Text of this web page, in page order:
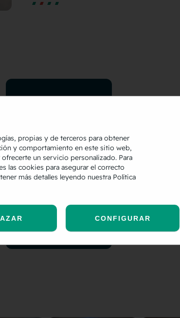
ADN
semmánti
co
te vende la moto,
propias y de terceros para obtener
y comportamiento en este sitio web,
un servicio personalizado. Para
las cookies para asegurar el correcto
más detalles leyendo nuestra Política
CONFIGURAR